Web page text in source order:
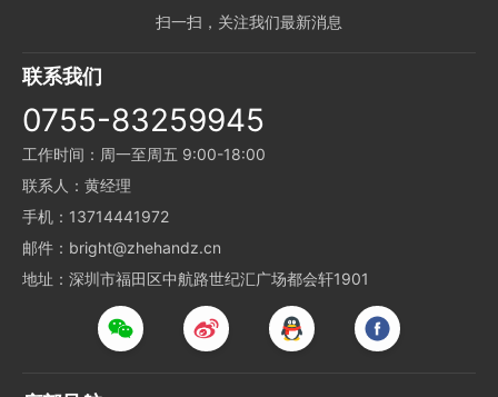
扫一扫，关注我们最新消息
联系我们
0755-83259945
工作时间：周一至周五 9:00-18:00
联系人：黄经理
手机：13714441972
邮件：bright@zhehandz.cn
地址：深圳市福田区中航路世纪汇广场都会轩1901